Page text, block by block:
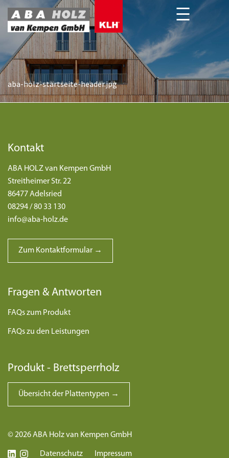
aba-holz-startseite-header.jpg
Kontakt
ABA HOLZ van Kempen GmbH
Streitheimer Str. 22
86477 Adelsried
08294 / 80 33 130
info@aba-holz.de
Zum Kontaktformular →
Fragen & Antworten
FAQs zum Produkt
FAQs zu den Leistungen
Produkt - Brettsperrholz
Übersicht der Plattentypen →
© 2026 ABA Holz van Kempen GmbH
Datenschutz Impressum